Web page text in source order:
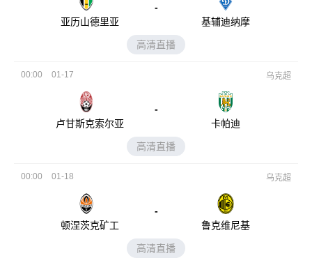
亚历山德里亚
-
基辅迪纳摩
高清直播
00:00 01-17 乌克超
卢甘斯克索尔亚
-
卡帕迪
高清直播
00:00 01-18 乌克超
顿涅茨克矿工
-
鲁克维尼基
高清直播